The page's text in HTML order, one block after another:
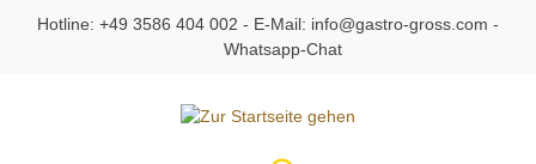
springen
Hotline: +49 3586 404 002 - E-Mail: info@gastro-gross.com -
Whatsapp-Chat